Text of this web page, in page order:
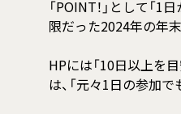
「POINT！」として「
限だった2024年の年
HPには「10日以上を
は、「元々1日の参加